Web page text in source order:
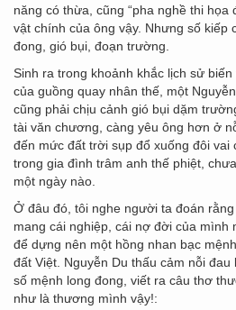
năng có thừa, cũng “pha nghề thi họa
vật chính của ông vậy. Nhưng số kiếp
đong, gió bụi, đoạn trường.
Sinh ra trong khoảnh khắc lịch sử
của guồng quay nhân thế, một
cũng phải chịu cảnh gió bụi dặm
tài văn chương, càng yêu ông hơn ở
đến mức đất trời sụp đổ xuống đôi vai
trong gia đình trâm anh thế phiệt,
một ngày nào.
Ở đâu đó, tôi nghe người ta đoán
mang cái nghiệp, cái nợ đời của mình
để dựng nên một hồng nhan bạc
đất Việt. Nguyễn Du thấu cảm nỗi
số mệnh long đong, viết ra câu thơ
như là thương mình vậy!: